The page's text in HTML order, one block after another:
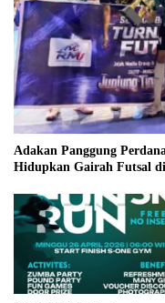
Adakan Panggung
Hidupkan Gairah Futsal